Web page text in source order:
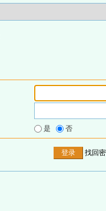
是 否
找回